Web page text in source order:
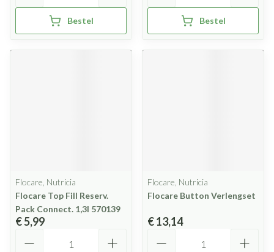
Bestel Bestel
Flocare, Nutricia
Flocare Top Fill Reserv.
Pack Connect. 1,3l 570139
€ 5,99
Flocare, Nutricia
Flocare Button Verlengset
€ 13,14